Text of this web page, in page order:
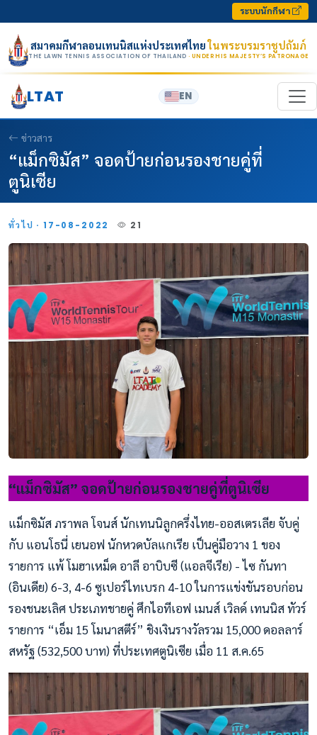
ระบบนักกีฬา
สมาคมกีฬาลอนเทนนิสแห่งประเทศไทยในพระบรมราชูปถัมภ์
THE LAWN TENNIS ASSOCIATION OF THAILAND · UNDER HIS MAJESTY’S PATRONAGE
LTAT EN
ข่าวสาร
“แม็กซิมัส” จอดป้ายก่อนรองชายคู่ที่
ตูนิเซีย
ทั่วไป · 17-08-2022 21
“แม็กซิมัส” จอดป้ายก่อนรองชายคู่ที่ตูนิเซีย
แม็กซิมัส ภราพล โจนส์ นักเทนนิลูกครึ่งไทย-ออสเตรเลีย จับคู่
กับ แอนโธนี่ เยนอฟ นักหวดบัลแกเรีย เป็นคู่มือวาง 1 ของ
รายการ แพ้ โมฮาเหม็ด อาลี อาบิบซี (แอลจีเรีย) - ไซ กันทา
(อินเดีย) 6-3, 4-6 ซูเปอร์ไทเบรก 4-10 ในการแข่งขันรอบก่อน
รองชนะเลิศ ประเภทชายคู่ ศึกไอทีเอฟ เมนส์ เวิลด์ เทนนิส ทัวร์
รายการ “เอ็ม 15 โมนาสตีร์” ชิงเงินรางวัลรวม 15,000 ดอลลาร์
สหรัฐ (532,500 บาท) ที่ประเทศตูนิเซีย เมื่อ 11 ส.ค.65